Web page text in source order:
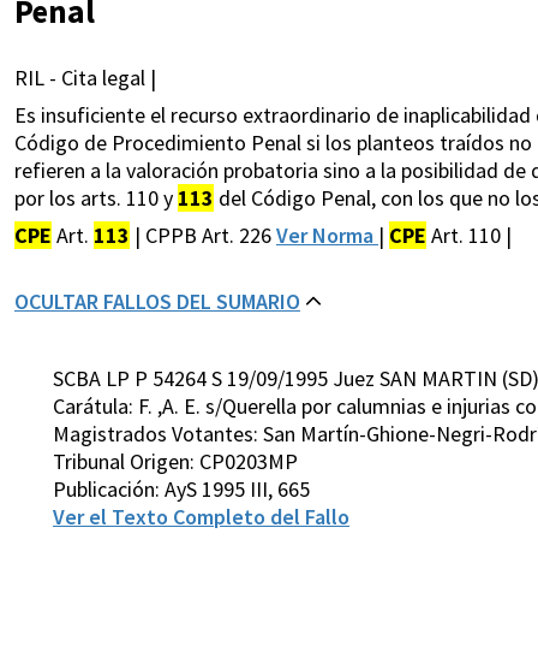
Penal
RIL - Cita legal |
Es insuficiente el recurso extraordinario de
Código de Procedimiento Penal si los planteos traídos
refieren a la valoración probatoria sino a la posibilidad
por los arts. 110 y 113 del Código Penal, con los que no
CPE Art. 113 | CPPB Art. 226Ver Norma | CPE Art. 110 |
OCULTAR FALLOS DEL SUMARIO
SCBA LP P 54264 S 19/09/1995 Juez SAN MARTIN (SD)
Carátula: F. ,A. E. s/Querella por calumnias e injurias
Magistrados Votantes: San Martín-Ghione-Negri-
Tribunal Origen: CP0203MP
Publicación: AyS 1995 III, 665
Ver el Texto Completo del Fallo